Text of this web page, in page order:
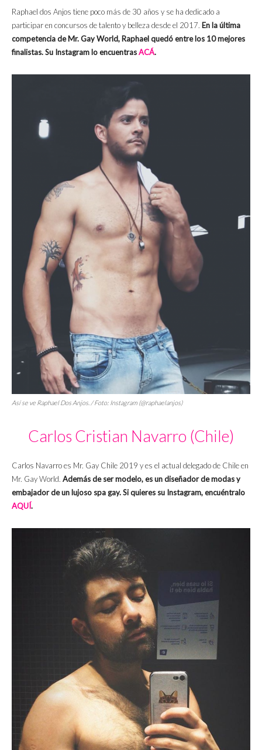
Raphael dos Anjos tiene poco más de 30 años y se ha dedicado a
participar en concursos de talento y belleza desde el 2017. En la última
competencia de Mr. Gay World, Raphael quedó entre los 10 mejores
finalistas. Su Instagram lo encuentrasACÁ.
Así se ve Raphael Dos Anjos. / Foto: Instagram (@raphaelanjos)
Carlos Cristian Navarro (Chile)
Carlos Navarro es Mr. Gay Chile 2019 y es el actual delegado de Chile en
Mr. Gay World. Además de ser modelo, es un diseñador de modas y
embajador de un lujoso spa gay. Si quieres su Instagram, encuéntralo
AQUÍ.